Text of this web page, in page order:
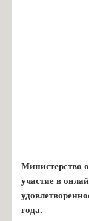
Министерство
участие в
года.